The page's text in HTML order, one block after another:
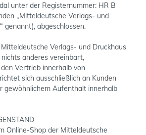
unter der Registernummer: HR B
„Mitteldeutsche Verlags- und
genannt), abgeschlossen.
Verlags- und Druckhaus
anderes vereinbart,
Vertrieb innerhalb von
sich ausschließlich an Kunden
gewöhnlichem Aufenthalt innerhalb
Online-Shop der Mitteldeutsche